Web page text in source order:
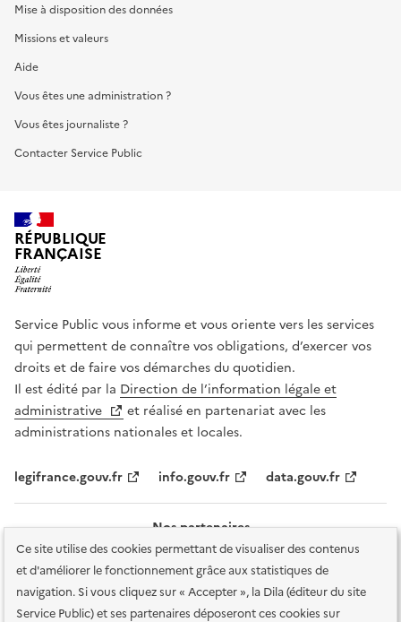
Ce site utilise des cookies permettant de visualiser des contenus
et d'améliorer le fonctionnement grâce aux statistiques de
navigation. Si vous cliquez sur « Accepter », la Dila (éditeur du site
Service Public) et ses partenaires déposeront ces cookies sur
Mise à disposition des données
Missions et valeurs
Aide
Vous êtes une administration ?
Vous êtes journaliste ?
Contacter Service Public
RÉPUBLIQUE
FRANÇAISE
Service Public vous informe et vous oriente vers les services
qui permettent de connaître vos obligations, d’exercer vos
droits et de faire vos démarches du quotidien.
Il est édité par la Direction de l’information légale et
administrative
et réalisé en partenariat avec les
administrations nationales et locales.
legifrance.gouv.fr info.gouv.fr data.gouv.fr
Nos partenaires